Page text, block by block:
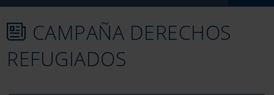
CAMPAÑA DERECHOS
REFUGIADOS